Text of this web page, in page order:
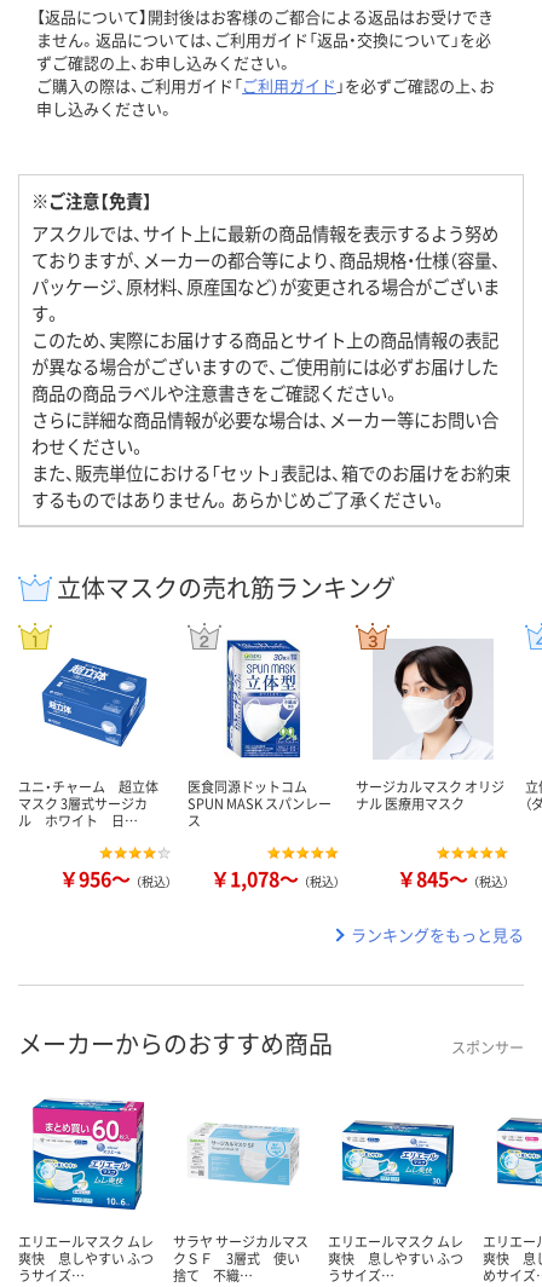
【返品について】開封後はお客様のご都合による返品はお受けでき
ません。返品については、ご利用ガイド「返品・交換について」を必
ずご確認の上、お申し込みください。
ご購入の際は、ご利用ガイド「ご利用ガイド 」を必ずご確認の上、お
申し込みください。
※ご注意【免責】
アスクルでは、サイト上に最新の商品情報を表示するよう努め
ておりますが、メーカーの都合等により、商品規格・仕様（容量、
パッケージ、原材料、原産国など）が変更される場合がございま
す。
このため、実際にお届けする商品とサイト上の商品情報の表記
が異なる場合がございますので、ご使用前には必ずお届けした
商品の商品ラベルや注意書きをご確認ください。
さらに詳細な商品情報が必要な場合は、メーカー等にお問い合
わせください。
また、販売単位における「セット」表記は、箱でのお届けをお約束
するものではありません。あらかじめご了承ください。
立体マスクの売れ筋ランキング
ユニ・チャーム 超立体
マスク 3層式サージカ
ル ホワイト 日…
￥956～ （税込）
医食同源ドットコム
SPUN MASK スパンレー
ス
￥1,078～ （税込）
サージカルマスク オリジ
ナル 医療用マスク
￥845～ （税込）
ランキングをもっと見る
メーカーからのおすすめ商品 スポンサー
エリエールマスク ムレ
爽快 息しやすい ふつ
うサイズ…
サラヤ サージカルマス
クＳＦ 3層式 使い
捨て 不織…
エリエールマスク ムレ
爽快 息しやすい ふつ
うサイズ…
エリエー
爽快 息
めサイ